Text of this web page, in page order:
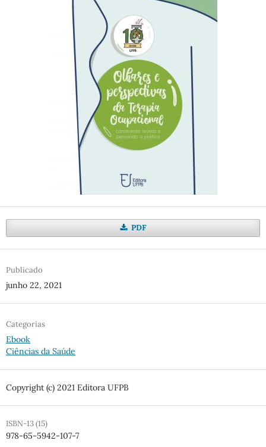
PDF
Publicado
junho 22, 2021
Categorias
Ebook
Ciências da Saúde
Copyright (c) 2021 Editora UFPB
ISBN-13 (15)
978-65-5942-107-7